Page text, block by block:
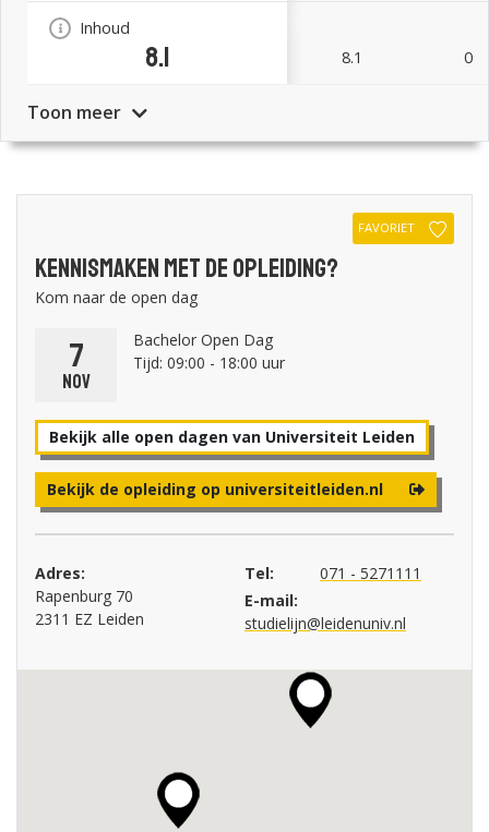
Inhoud
8.1 8.1 0
Toon meer
FAVORIET
Kennismaken met de opleiding?
Kom naar de open dag
7
nov
Bachelor Open Dag
Tijd: 09:00 - 18:00 uur
Bekijk alle open dagen van Universiteit Leiden
Bekijk de opleiding op universiteitleiden.nl
Adres:
Rapenburg 70
2311 EZ Leiden
Tel:
071 - 5271111
E-mail:
studielijn@leidenuniv.nl